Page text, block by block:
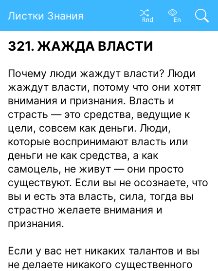
Листки Знания
321. ЖАЖДА ВЛАСТИ
Почему люди жаждут власти? Люди
жаждут власти, потому что они хотят
внимания и признания. Власть и
страсть — это средства, ведущие к
цели, совсем как деньги. Люди,
которые воспринимают власть или
деньги не как средства, а как
самоцель, не живут — они просто
существуют. Если вы не осознаете, что
вы и есть эта власть, сила, тогда вы
страстно желаете внимания и
признания.
Если у вас нет никаких талантов и вы
не делаете никакого существенного